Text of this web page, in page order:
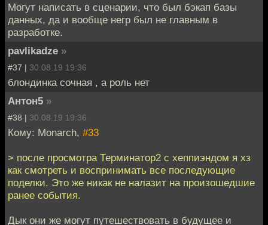
Могут написать в сценарии, что был бэкап базы
данных, да и вообще негр был не главным в
разработке.
pavlikadze »
#37 | 30.08.19 19:36
блондинка сочная , а роль нет
Антон5 »
#38 | 30.08.19 19:36
Кому: Monarch, #33
> после просмотра Терминатор2 с хеппиэндом я хз
как смотреть и воспринимать все последующие
поделки. Это же никак не налазит на произошедшие
ранее события.
Дык они же могут путешествовать в будущее и